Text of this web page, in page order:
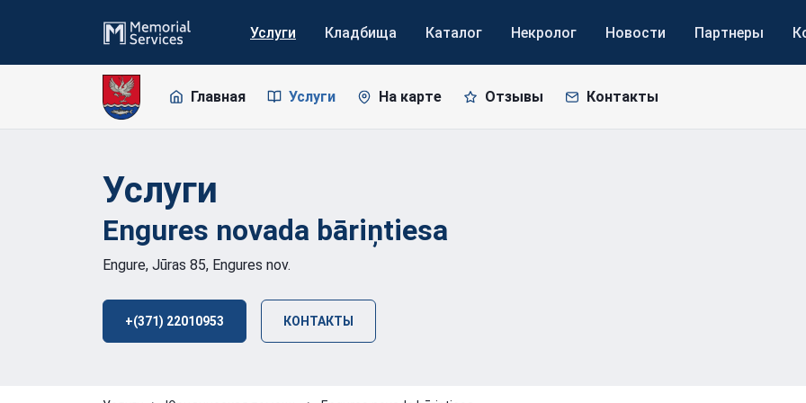
Услуги Кладбища Каталог Некролог Новости Партнеры
Главная Услуги На карте Отзывы Контакты
Услуги
Engures novada bāriņtiesa
Engure, Jūras 85, Engures nov.
+(371) 22010953 КОНТАКТЫ